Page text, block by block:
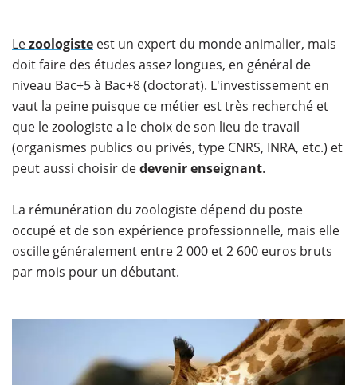
Lezoologiste est un expert du monde animalier, mais
doit faire des études assez longues, en général de
niveau Bac+5 à Bac+8 (doctorat). L'investissement en
vaut la peine puisque ce métier est très recherché et
que le zoologiste a le choix de son lieu de travail
(organismes publics ou privés, type CNRS, INRA, etc.) et
peut aussi choisir dedevenir enseignant.
La rémunération du zoologiste dépend du poste
occupé et de son expérience professionnelle, mais elle
oscille généralement entre 2 000 et 2 600 euros bruts
par mois pour un débutant.